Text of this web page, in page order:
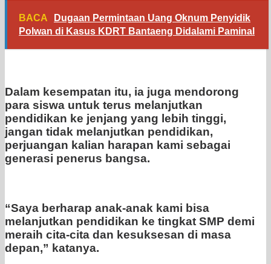
BACA
Dugaan Permintaan Uang Oknum Penyidik
Polwan di Kasus KDRT Bantaeng Didalami Paminal
Dalam kesempatan itu, ia juga mendorong
para siswa untuk terus melanjutkan
pendidikan ke jenjang yang lebih tinggi,
jangan tidak melanjutkan pendidikan,
perjuangan kalian harapan kami sebagai
generasi penerus bangsa.
“Saya berharap anak-anak kami bisa
melanjutkan pendidikan ke tingkat SMP demi
meraih cita-cita dan kesuksesan di masa
depan,” katanya.